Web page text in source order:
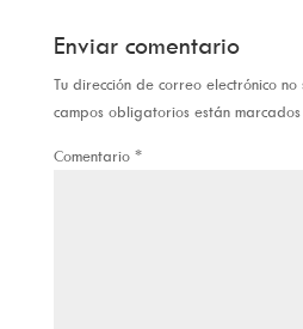
Enviar comentario
Tu dirección de correo electrónico
campos obligatorios están marcados
Comentario *